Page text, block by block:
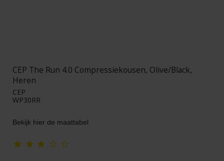
CEP The Run 4.0 Compressiekousen, Olive/Black,
Heren
CEP
WP30RR
Bekijk hier de maattabel